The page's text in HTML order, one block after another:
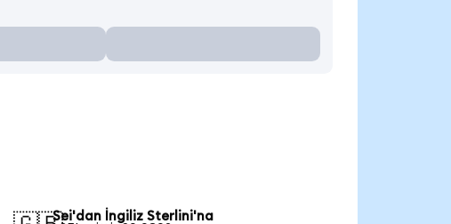
Sei'dan İngiliz Sterlini'na